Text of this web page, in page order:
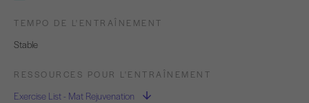
TEMPO DE L'ENTRAÎNEMENT
Stable
RESSOURCES POUR L'ENTRAÎNEMENT
Exercise List - Mat Rejuvenation